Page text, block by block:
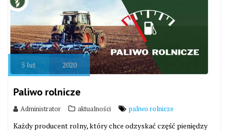
5 lut 2020
Paliwo rolnicze
Administrator aktualności paliwo rolnicze
Każdy producent rolny, który chce odzyskać część pieniędzy